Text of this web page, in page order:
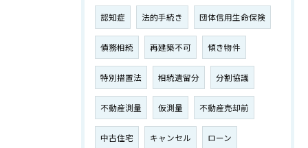
認知症 法的手続き 団体信用生命保険
債務相続 再建築不可 傾き物件
特別措置法 相続遺留分 分割協議
不動産測量 仮測量 不動産売却前
中古住宅 キャンセル ローン